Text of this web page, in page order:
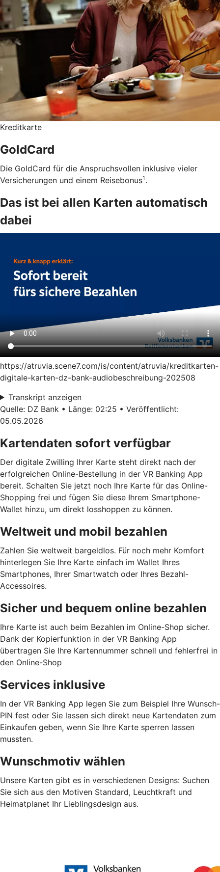
Kreditkarte
GoldCard
Die GoldCard für die Anspruchsvollen inklusive vieler
Versicherungen und einem Reisebonus1 .
Das ist bei allen Karten automatisch
dabei
https://atruvia.scene7.com/is/content/atruvia/kreditkarten-
digitale-karten-dz-bank-audiobeschreibung-202508
Transkript anzeigen
Quelle: DZ Bank • Länge: 02:25 • Veröffentlicht:
05.05.2026
Kartendaten sofort verfügbar
Der digitale Zwilling Ihrer Karte steht direkt nach der
erfolgreichen Online-Bestellung in der VR Banking App
bereit. Schalten Sie jetzt noch Ihre Karte für das Online-
Shopping frei und fügen Sie diese Ihrem Smartphone-
Wallet hinzu, um direkt losshoppen zu können.
Weltweit und mobil bezahlen
Zahlen Sie weltweit bargeldlos. Für noch mehr Komfort
hinterlegen Sie Ihre Karte einfach im Wallet Ihres
Smartphones, Ihrer Smartwatch oder Ihres Bezahl-
Accessoires.
Sicher und bequem online bezahlen
Ihre Karte ist auch beim Bezahlen im Online-Shop sicher.
Dank der Kopierfunktion in der VR Banking App
übertragen Sie Ihre Kartennummer schnell und fehlerfrei in
den Online-Shop
Services inklusive
In der VR Banking App legen Sie zum Beispiel Ihre Wunsch-
PIN fest oder Sie lassen sich direkt neue Kartendaten zum
Einkaufen geben, wenn Sie Ihre Karte sperren lassen
mussten.
Wunschmotiv wählen
Unsere Karten gibt es in verschiedenen Designs: Suchen
Sie sich aus den Motiven Standard, Leuchtkraft und
Heimatplanet Ihr Lieblingsdesign aus.